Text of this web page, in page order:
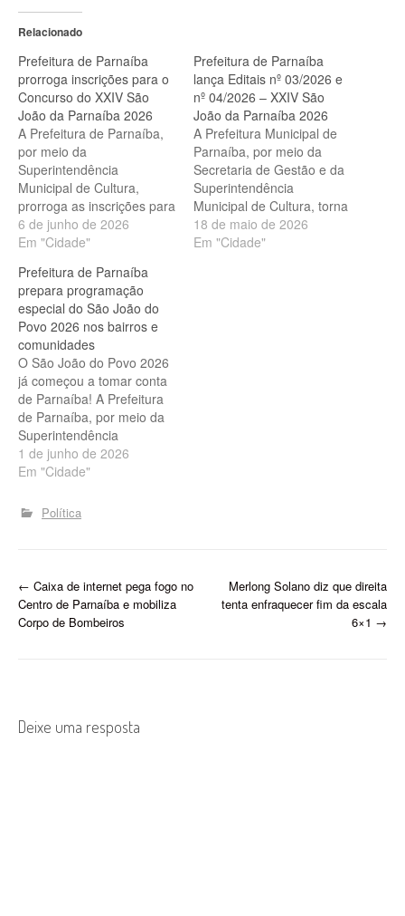
Relacionado
Prefeitura de Parnaíba
prorroga inscrições para o
Concurso do XXIV São
João da Parnaíba 2026
A Prefeitura de Parnaíba,
por meio da
Superintendência
Municipal de Cultura,
prorroga as inscrições para
o Concurso do XXIV São
João da Parnaíba 2026
dia 10 de junho de 2026.
Essa é a oportunidade de
garantir sua participação
em um dos maiores
eventos culturais da
nossa…
6 de junho de 2026
Em "Cidade"
Prefeitura de Parnaíba
lança Editais nº 03/2026 e
nº 04/2026 – XXIV São
João da Parnaíba 2026
A Prefeitura Municipal de
Parnaíba, por meio da
Secretaria de Gestão e da
Superintendência
Municipal de Cultura, torna
públicos os Editais nº
03/2026 e nº 04/2026,
18 de maio de 2026
Em "Cidade"
Prefeitura de Parnaíba
prepara programação
especial do São João do
Povo 2026 nos bairros e
comunidades
O São João do Povo 2026
já começou a tomar conta
de Parnaíba! A Prefeitura
de Parnaíba, por meio da
Superintendência
Municipal de Cultura,
preparou uma
vai percorrer bairros e
comunidades, levando
população. E tem mais:
diariamente serão
divulgadas,…
1 de junho de 2026
Em "Cidade"
Política
P
o
n
← Caixa de internet pega fogo no
Centro de Parnaíba e mobiliza
Corpo de Bombeiros
Merlong Solano diz que direita
tenta enfraquecer fim da escala
6×1 →
Deixe uma resposta